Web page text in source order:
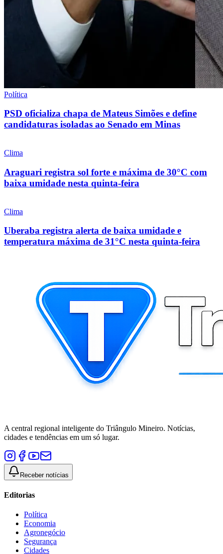
Política
PSD oficializa chapa de Mateus Simões e define
candidaturas isoladas ao Senado em Minas
Clima
Araguari registra sol forte e máxima de 30°C com
baixa umidade nesta quinta-feira
Clima
Uberaba registra alerta de baixa umidade e
temperatura máxima de 31°C nesta quinta-feira
A central regional inteligente do Triângulo Mineiro. Notícias,
cidades e tendências em um só lugar.
Receber notícias
Editorias
Política
Economia
Agronegócio
Segurança
Cidades